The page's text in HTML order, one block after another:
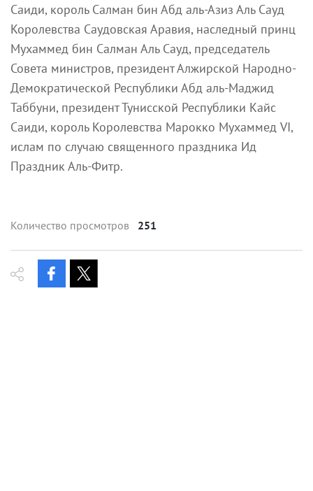
Саиди, король Салман бин Абд аль-Азиз Аль Сауд
Королевства Саудовская Аравия, наследный принц
Мухаммед бин Салман Аль Сауд, председатель
Совета министров, президент Алжирской Народно-
Демократической Республики Абд аль-Маджид
Таббуни, президент Тунисской Республики Кайс
Саиди, король Королевства Марокко Мухаммед VI,
ислам по случаю священного праздника Ид
Праздник Аль-Фитр.
Количество просмотров 251